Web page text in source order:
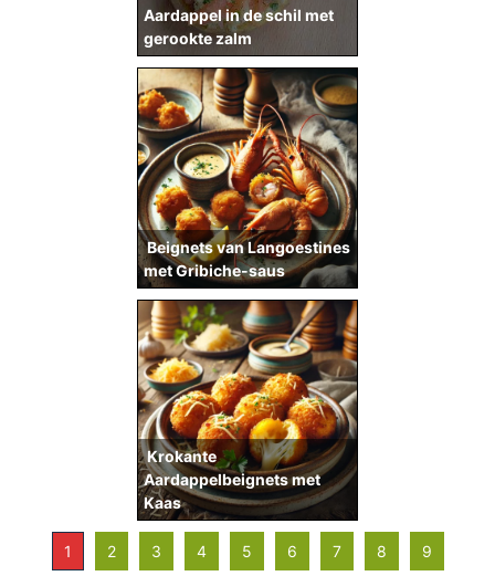
Beignets van Langoestines
met Gribiche-saus
Krokante
Aardappelbeignets met
Kaas
Aardappel in de schil met
gerookte zalm
1 2 3 4 5 6 7 8 9